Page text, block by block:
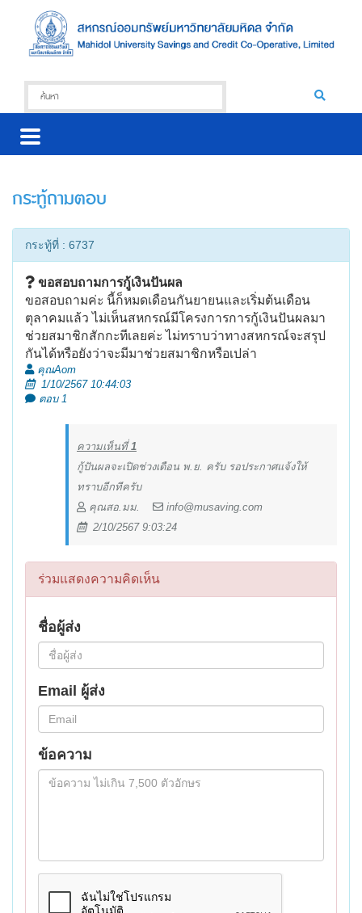
กระทู้ถามตอบ
กระทู้ที่ : 6737
ขอสอบถามการกู้เงินปันผล
ขอสอบถามค่ะ นี้ก็หมดเดือนกันยายนและเริ่มต้นเดือน
ตุลาคมแล้ว ไม่เห็นสหกรณ์มีโครงการการกู้เงินปันผลมา
ช่วยสมาชิกสักกะทีเลยค่ะ ไม่ทราบว่าทางสหกรณ์จะสรุป
กันได้หรือยังว่าจะมีมาช่วยสมาชิกหรือเปล่า
คุณAom
1/10/2567 10:44:03
ตอบ 1
ความเห็นที่1
กู้ปันผลจะเปิดช่วงเดือน พ.ย. ครับ รอประกาศแจ้งให้
ทราบอีกทีครับ
คุณสอ.มม.
info@musaving.com
2/10/2567 9:03:24
ร่วมแสดงความคิดเห็น
ชื่อผู้ส่ง
Email ผู้ส่ง
ข้อความ